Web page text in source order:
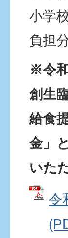
小学
負担
※令
創生
給食
金」
いた
令